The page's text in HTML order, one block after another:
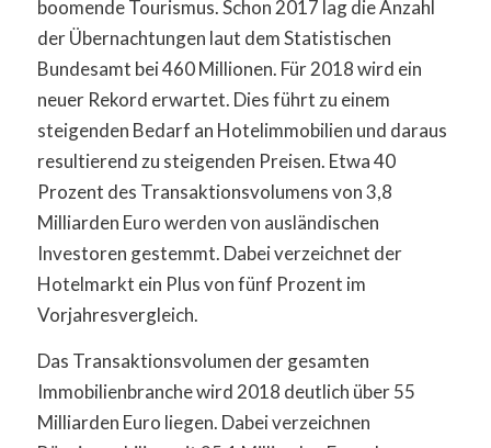
boomende Tourismus. Schon 2017 lag die Anzahl
der Übernachtungen laut dem Statistischen
Bundesamt bei 460 Millionen. Für 2018 wird ein
neuer Rekord erwartet. Dies führt zu einem
steigenden Bedarf an Hotelimmobilien und daraus
resultierend zu steigenden Preisen. Etwa 40
Prozent des Transaktionsvolumens von 3,8
Milliarden Euro werden von ausländischen
Investoren gestemmt. Dabei verzeichnet der
Hotelmarkt ein Plus von fünf Prozent im
Vorjahresvergleich.
Das Transaktionsvolumen der gesamten
Immobilienbranche wird 2018 deutlich über 55
Milliarden Euro liegen. Dabei verzeichnen